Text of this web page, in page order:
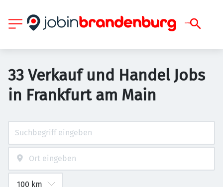
33 Verkauf und Handel Jobs
in Frankfurt am Main